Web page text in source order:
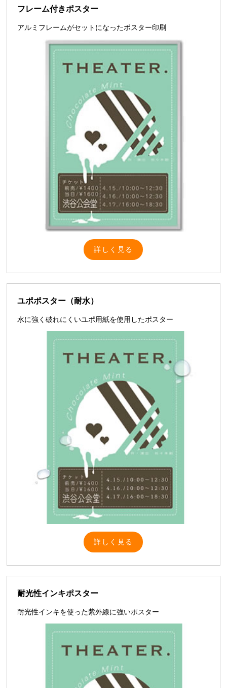
フレーム付きポスター
アルミフレームがセットになったポスター印刷
詳しく見る
ユポポスター（耐水）
水に強く破れにくいユポ用紙を使用したポスター
詳しく見る
耐光性インキポスター
耐光性インキを使った紫外線に強いポスター